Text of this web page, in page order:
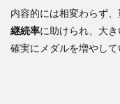
内容的には相変わらず
継続率に助けられ、大き
確実にメダルを増やして